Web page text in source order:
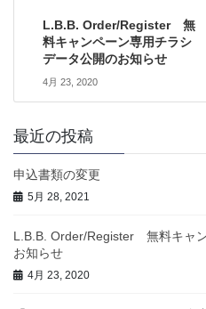
L.B.B. Order/Register 無
料キャンペーン専用チラシ
データ公開のお知らせ
4月 23, 2020
最近の投稿
申込書類の変更
5月 28, 2021
L.B.B. Order/Register 無料キャ
お知らせ
4月 23, 2020